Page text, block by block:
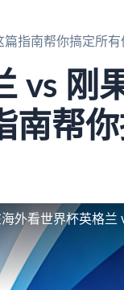
指南帮你搞定所有
vs 刚
南帮
外看世界杯英格兰